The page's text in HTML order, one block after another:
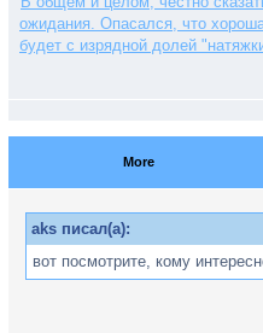
ожидания. Опасался, что
будет с изрядной долей
More
aks писал(а):
вот посмотрите, кому